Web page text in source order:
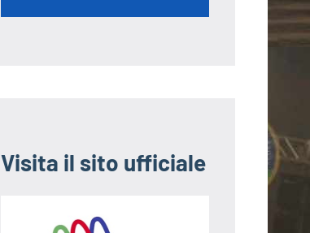
Visita il sito ufficiale